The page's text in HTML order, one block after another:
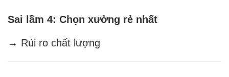
Sai lầm 4: Chọn xưởng rẻ nhất
→ Rủi ro chất lượng